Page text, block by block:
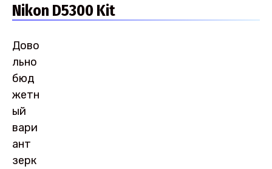
Nikon D5300 Kit
Дово
льно
бюд
жетн
ый
вари
ант
зерк